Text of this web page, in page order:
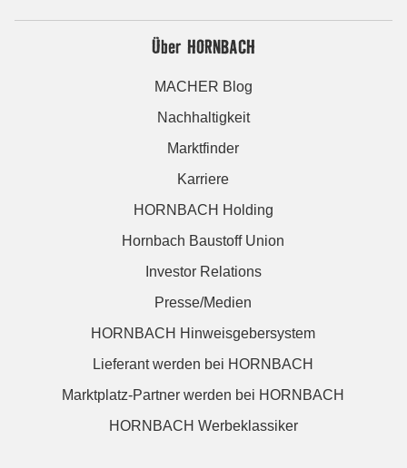
Über HORNBACH
MACHER Blog
Nachhaltigkeit
Marktfinder
Karriere
HORNBACH Holding
Hornbach Baustoff Union
Investor Relations
Presse/Medien
HORNBACH Hinweisgebersystem
Lieferant werden bei HORNBACH
Marktplatz-Partner werden bei HORNBACH
HORNBACH Werbeklassiker